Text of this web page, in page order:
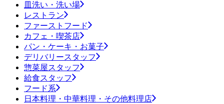
皿洗い・洗い場
レストラン
ファーストフード
カフェ・喫茶店
パン・ケーキ・お菓子
デリバリースタッフ
惣菜屋スタッフ
給食スタッフ
フード系
日本料理・中華料理・その他料理店